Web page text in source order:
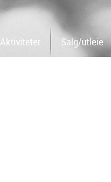
Aktiviteter Salg/utleie